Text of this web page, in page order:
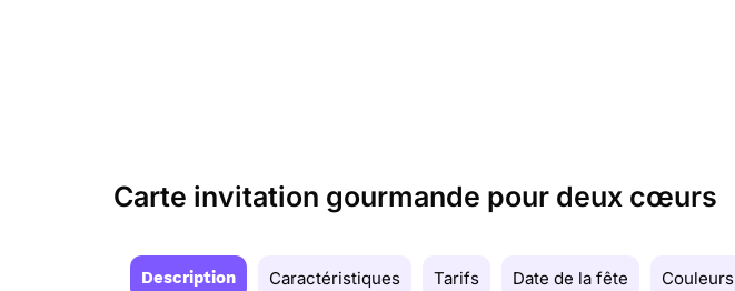
Carte invitation gourmande pour deux cœurs
Description Caractéristiques Tarifs Date de la fête Couleurs